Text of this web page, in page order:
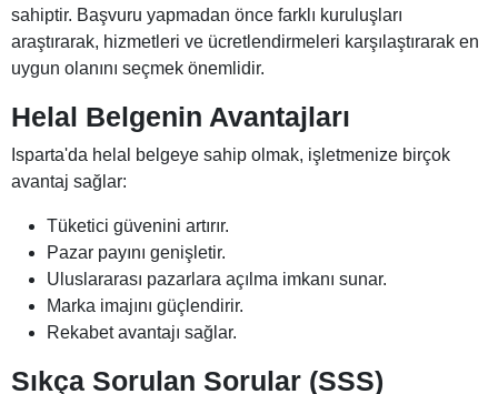
sahiptir. Başvuru yapmadan önce farklı kuruluşları
araştırarak, hizmetleri ve ücretlendirmeleri karşılaştırarak en
uygun olanını seçmek önemlidir.
Helal Belgenin Avantajları
Isparta'da helal belgeye sahip olmak, işletmenize birçok
avantaj sağlar:
Tüketici güvenini artırır.
Pazar payını genişletir.
Uluslararası pazarlara açılma imkanı sunar.
Marka imajını güçlendirir.
Rekabet avantajı sağlar.
Sıkça Sorulan Sorular (SSS)